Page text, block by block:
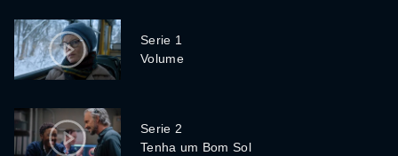
Serie 1
Volume
Serie 2
Tenha um Bom Sol